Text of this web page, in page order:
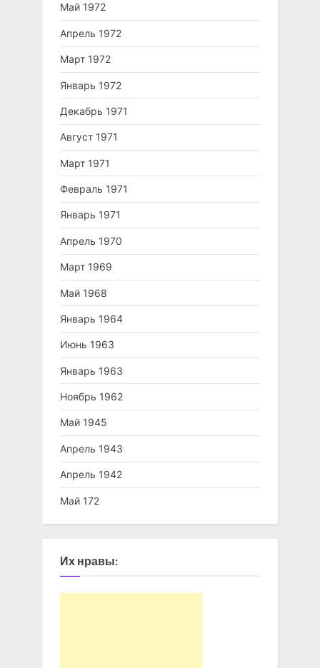
Май 1972
Апрель 1972
Март 1972
Январь 1972
Декабрь 1971
Август 1971
Март 1971
Февраль 1971
Январь 1971
Апрель 1970
Март 1969
Май 1968
Январь 1964
Июнь 1963
Январь 1963
Ноябрь 1962
Май 1945
Апрель 1943
Апрель 1942
Май 172
Их нравы: